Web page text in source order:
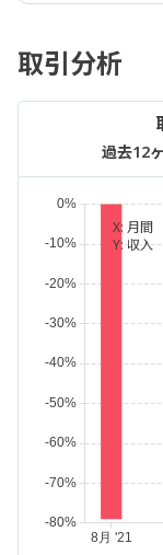
取引分析
過去12
X: 月間
Y:収入